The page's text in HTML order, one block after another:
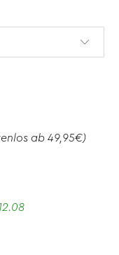
ab 49,95€)